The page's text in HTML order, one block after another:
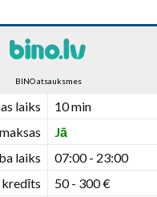
BINO atsauksmes
laiks
10 min
Jā
laiks
07:00 - 23:00
kredīts
50 - 300 €